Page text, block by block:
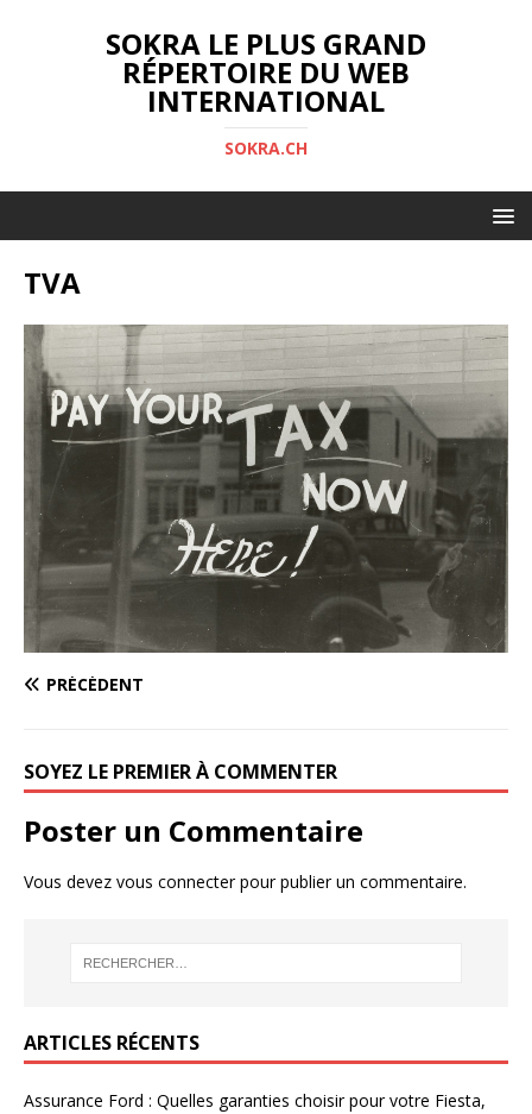
SOKRA LE PLUS GRAND
RÉPERTOIRE DU WEB
INTERNATIONAL
SOKRA.CH
TVA
PRÉCÉDENT
SOYEZ LE PREMIER À COMMENTER
Poster un Commentaire
Vous devez vous connecterpour publier un commentaire.
ARTICLES RÉCENTS
Assurance Ford : Quelles garanties choisir pour votre Fiesta,